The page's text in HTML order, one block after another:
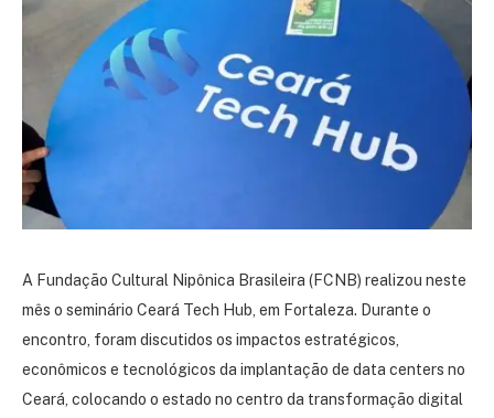
A Fundação Cultural Nipônica Brasileira (FCNB) realizou neste
mês o seminário Ceará Tech Hub, em Fortaleza. Durante o
encontro, foram discutidos os impactos estratégicos,
econômicos e tecnológicos da implantação de data centers no
Ceará, colocando o estado no centro da transformação digital